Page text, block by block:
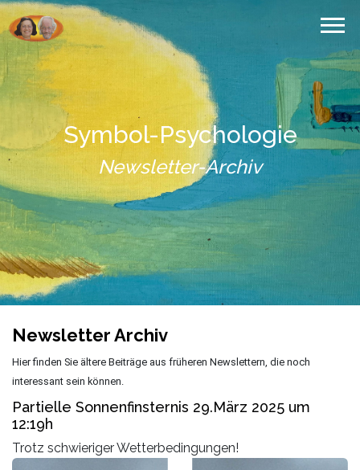
Symbol-Psychologie
Newsletter-Archiv
Newsletter Archiv
Hier finden Sie ältere Beiträge aus früheren Newslettern, die noch
interessant sein können.
Partielle Sonnenfinsternis 29.März 2025 um
12:19h
Trotz schwieriger Wetterbedingungen!